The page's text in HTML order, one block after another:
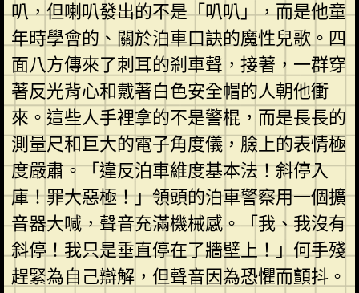
叭，但喇叭發出的不是「叭叭」，而是他童
年時學會的、關於泊車口訣的魔性兒歌。四
面八方傳來了刺耳的剎車聲，接著，一群穿
著反光背心和戴著白色安全帽的人朝他衝
來。這些人手裡拿的不是警棍，而是長長的
測量尺和巨大的電子角度儀，臉上的表情極
度嚴肅。「違反泊車維度基本法！斜停入
庫！罪大惡極！」領頭的泊車警察用一個擴
音器大喊，聲音充滿機械感。「我、我沒有
斜停！我只是垂直停在了牆壁上！」何手殘
趕緊為自己辯解，但聲音因為恐懼而顫抖。